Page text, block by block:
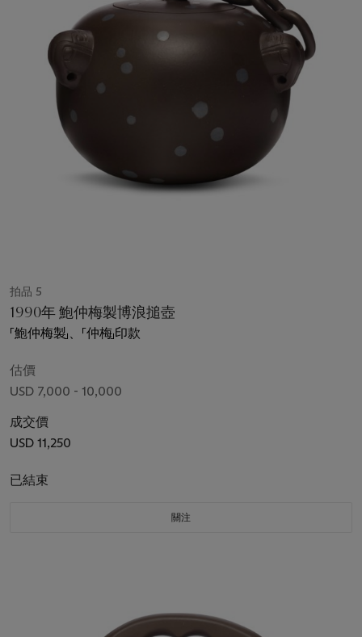
拍品 5
1990年 鮑仲梅製博浪搥壺
「鮑仲梅製」、「仲梅」印款
估價
USD 7,000 - 10,000
成交價
USD 11,250
已結束
關注